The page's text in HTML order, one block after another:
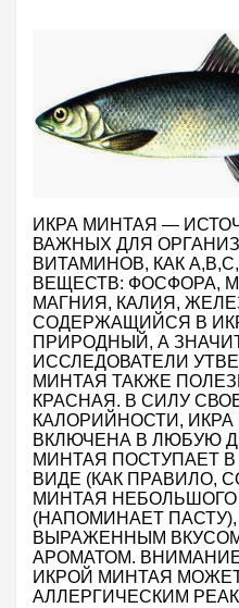
ИКРА МИНТАЯ —
ВАЖНЫХ ДЛЯ
ВИТАМИНОВ, КАК A,B,C,
ВЕЩЕСТВ: ФОСФОРА,
МАГНИЯ, КАЛИЯ,
СОДЕРЖАЩИЙСЯ В
ПРИРОДНЫЙ, А
ИССЛЕДОВАТЕЛИ
МИНТАЯ ТАКЖЕ
КРАСНАЯ. В СИЛУ
КАЛОРИЙНОСТИ,
ВКЛЮЧЕНА В ЛЮБУЮ
МИНТАЯ ПОСТУПАЕТ
ВИДЕ (КАК ПРАВИЛО,
МИНТАЯ НЕБОЛЬШОГО
(НАПОМИНАЕТ
ВЫРАЖЕННЫМ
АРОМАТОМ.
ИКРОЙ МИНТАЯ
АЛЛЕРГИЧЕСКИМ